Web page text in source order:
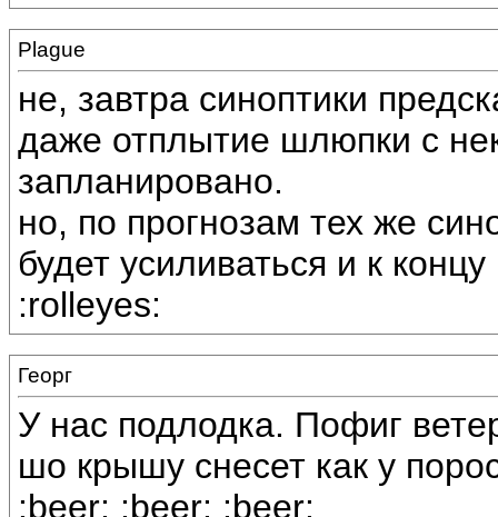
Plague
не, завтра синоптики
даже отплытие шлюпки с
запланировано.
но, по прогнозам тех же
будет усиливаться и к
:rolleyes:
Георг
У нас подлодка. Пофиг
шо крышу снесет как у
:beer: :beer: :beer: